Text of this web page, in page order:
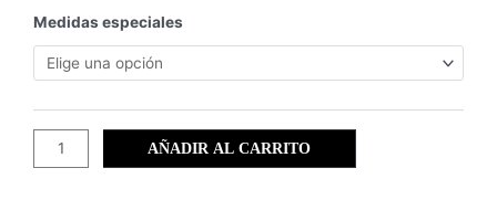
precios:
64,90 €
152,91 €
Medidas especiales
Las
salinas
de
Pedro
(45)
cantidad
AÑADIR AL CARRITO